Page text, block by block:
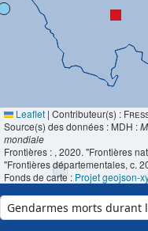
Leaflet | Contributeur(s) :
Source(s) des données : MDH :
mondiale
Frontières : , 2020. "Frontières
"Frontières départementales, c.
Fonds de carte : Projet geojson-